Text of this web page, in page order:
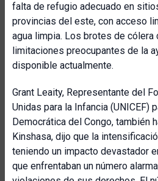
falta de refugio adecuado en
provincias del este, con acceso
agua limpia. Los brotes de cólera
limitaciones preocupantes de la
disponible actualmente.
Grant Leaity, Representante del
Unidas para la Infancia (UNICEF)
Democrática del Congo, también
Kinshasa, dijo que la
teniendo un impacto devastador
que enfrentaban un número